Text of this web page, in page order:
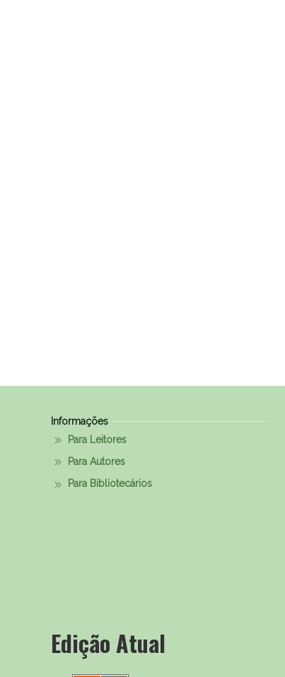
Informações
Para Leitores
Para Autores
Para Bibliotecários
Edição Atual